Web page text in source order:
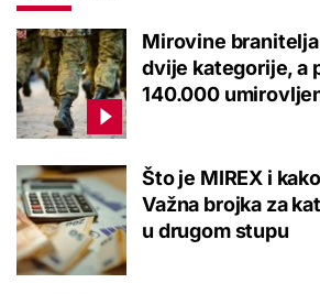
Mirovine
dvije kategorije, a
140.000
Što je MIREX i
Važna brojka za
u drugom stupu